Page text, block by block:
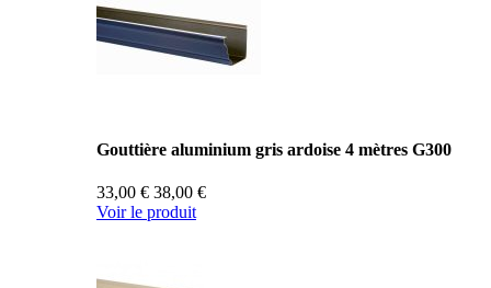
Gouttière aluminium gris ardoise 4 mètres G300
33,00 € 38,00 €
Voir le produit